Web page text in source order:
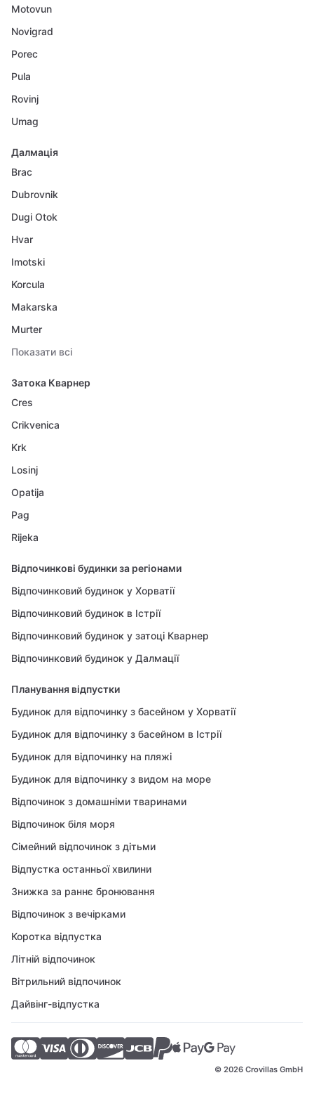
Motovun
Novigrad
Porec
Pula
Rovinj
Umag
Далмація
Brac
Dubrovnik
Dugi Otok
Hvar
Imotski
Korcula
Makarska
Murter
Показати всі
Затока Кварнер
Cres
Crikvenica
Krk
Losinj
Opatija
Pag
Rijeka
Відпочинкові будинки за регіонами
Відпочинковий будинок у Хорватії
Відпочинковий будинок в Істрії
Відпочинковий будинок у затоці Кварнер
Відпочинковий будинок у Далмації
Планування відпустки
Будинок для відпочинку з басейном у Хорватії
Будинок для відпочинку з басейном в Істрії
Будинок для відпочинку на пляжі
Будинок для відпочинку з видом на море
Відпочинок з домашніми тваринами
Відпочинок біля моря
Сімейний відпочинок з дітьми
Відпустка останньої хвилини
Знижка за раннє бронювання
Відпочинок з вечірками
Коротка відпустка
Літній відпочинок
Вітрильний відпочинок
Дайвінг-відпустка
© 2026 Crovillas GmbH